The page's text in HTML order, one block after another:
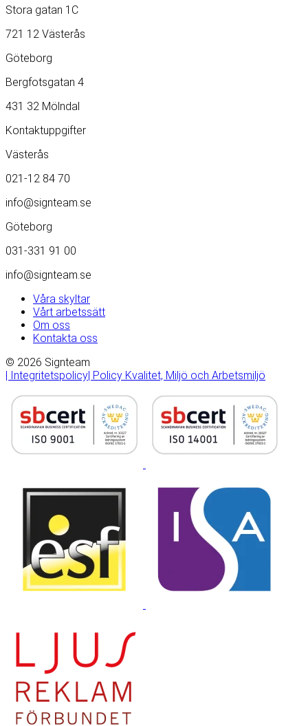
Stora gatan 1C
721 12 Västerås
Göteborg
Bergfotsgatan 4
431 32 Mölndal
Kontaktuppgifter
Västerås
021-12 84 70
info@signteam.se
Göteborg
031-331 91 00
info@signteam.se
Våra skyltar
Vårt arbetssätt
Om oss
Kontakta oss
© 2026 Signteam
| Integritetspolicy| Policy Kvalitet, Miljö och Arbetsmiljö